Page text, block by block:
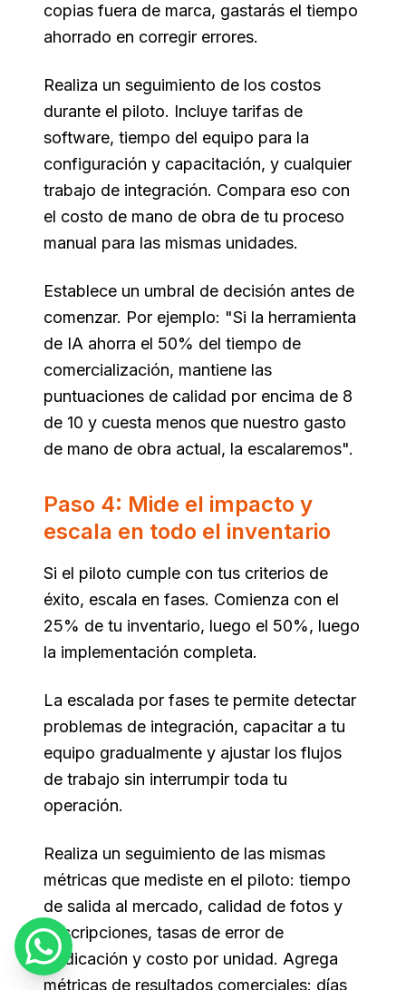
copias fuera de marca, gastarás el tiempo
ahorrado en corregir errores.
Realiza un seguimiento de los costos
durante el piloto. Incluye tarifas de
software, tiempo del equipo para la
configuración y capacitación, y cualquier
trabajo de integración. Compara eso con
el costo de mano de obra de tu proceso
manual para las mismas unidades.
Establece un umbral de decisión antes de
comenzar. Por ejemplo: "Si la herramienta
de IA ahorra el 50% del tiempo de
comercialización, mantiene las
puntuaciones de calidad por encima de 8
de 10 y cuesta menos que nuestro gasto
de mano de obra actual, la escalaremos".
Paso 4: Mide el impacto y
escala en todo el inventario
Si el piloto cumple con tus criterios de
éxito, escala en fases. Comienza con el
25% de tu inventario, luego el 50%, luego
la implementación completa.
La escalada por fases te permite detectar
problemas de integración, capacitar a tu
equipo gradualmente y ajustar los flujos
de trabajo sin interrumpir toda tu
operación.
Realiza un seguimiento de las mismas
métricas que mediste en el piloto: tiempo
de salida al mercado, calidad de fotos y
descripciones, tasas de error de
sindicación y costo por unidad. Agrega
métricas de resultados comerciales: días